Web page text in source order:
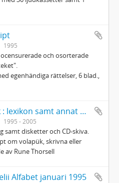
1995
och osorterade
egenhändiga rättelser, 6 blad.,
Världsspråket volapük : lexikon samt annat material, sammanställt av Rune Thorsell
1995 - 2005
disketter och CD-skiva.
om volapük, skrivna eller
av Rune Thorsell
Alfabet januari 1995